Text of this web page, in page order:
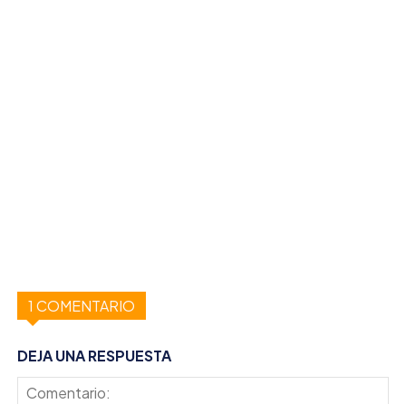
1 COMENTARIO
DEJA UNA RESPUESTA